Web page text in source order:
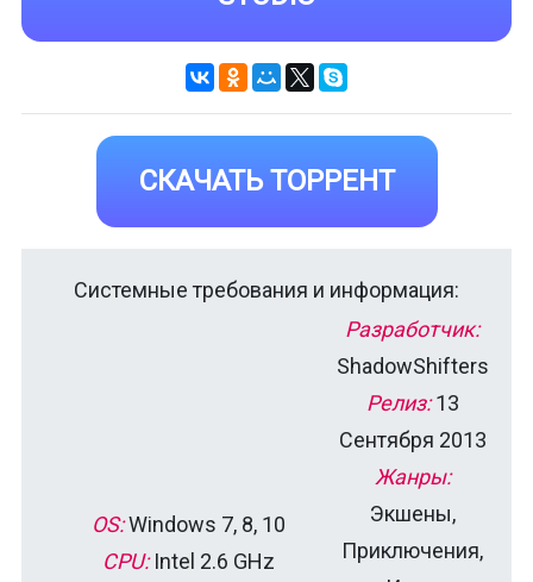
СКАЧАТЬ ТОРРЕНТ
Системные требования и информация:
OS:Windows 7, 8, 10
CPU:Intel 2.6 GHz
Разработчик:
ShadowShifters
Релиз:13
Сентября 2013
Жанры:
Экшены,
Приключения,